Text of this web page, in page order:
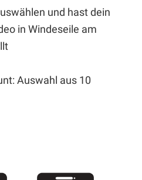
und hast dein
in Windeseile am
Auswahl aus 10